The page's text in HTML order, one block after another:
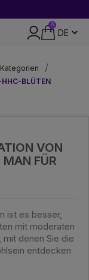
0
Kategorien
BLÜTEN
VON
FÜR
ist es besser,
mit moderaten
mit denen Sie die
entdecken